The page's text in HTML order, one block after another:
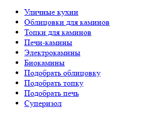
Уличные кухни
Облицовки для каминов
Топки для каминов
Печи-камины
Электрокамины
Биокамины
Подобрать облицовку
Подобрать топку
Подобрать печь
Суперизол